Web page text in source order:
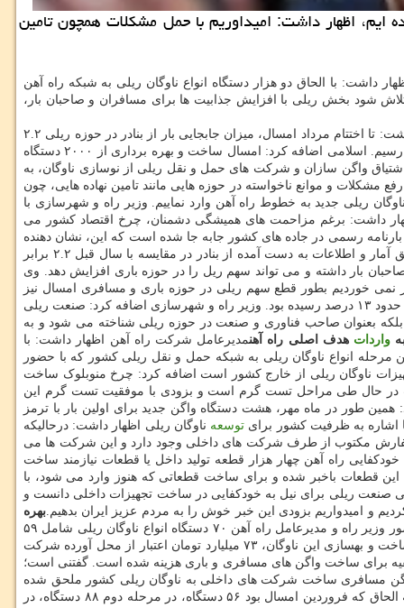
از 2000 دستگاه ناوگان ریلی را هدف گذاری كرده ایم، اظهار داشت: امیداوریم با حمل مشكلات همچون تامین
و لکوموتیو به شبکه ریلی کشور اظهار داشت: با الحاق دو هزار دستگاه انواع ناوگان ریلی به شبکه راه آهن
شود بخش ریلی با افزایش جذابیت ها برای مسافران و صاحبان بار،
وی با اشاره به جابه جایی ۲۲ میلیون تن بار در جاده های کشور از افزایش ۲ برابری سهم ریلی از بارگیری بنادر تا اختتام مرداد ماه آگاهی داد و اظهار داشت: تا اختتام مرداد امسال، میزان جابجایی بار از بنادر در حوزه ریلی ۲.۲
برابر بیشتر از همین بازه زمانی پارسال شده و مسلماً به هدفگذاری صورت گرفته که ساخت و بهره برداری ۲۰۰۰ دستگاه ناوگان جدید ریلی است، می رسیم. اسلامی اضافه کرد: امسال ساخت و بهره برداری از ۲۰۰۰ دستگاه
در پنج ماه امسال و با عنایت به شوق و اشتیاق واگن سازان و شرکت های حمل و نقل ریلی از نوسازی ناوگان، به
با رفع مشکلات و موانع ناخواسته در حوزه هایی مانند تامین نهاده هایی، چون
به زودی برطرف می شود در ماه های آینده شاهد تحویل تعداد بیشتر ناوگان ریلی باشیم و تا آخر سال بتوانیم ۲۰۰۰ دستگاه ناوگان ریلی جدید به خطوط راه آهن وارد نماییم. وزیر راه و شهرسازی با
و اگن سازان است، اظهار داشت: برغم مزاحمت های همیشگی دشمنان، چرخ اقتصاد کشور می
ایران خوابیده و فلج شده است باید اظهار داشت که از اول شهریور تا روز گذشته، بیش از ۲۲ میلیون تن بار با بارنامه رسمی در جاده های کشور جابه جا شده است که این، نشان دهنده
اقتصاد فعال است، چونکه نه فقط نشانه ای از رکود ندارد بلکه رشد را نسبت به سال قبل نشان داده است. اسلامی اضافه کرد: سهم ریل از بار بر طبق آمار و اطلاعات به دست آمده از بنادر در مقایسه با سال قبل ۲.۲ برابر
بار داشته و می تواند سهم ریل را در حوزه باری افزایش دهد. وی
نسبت به سال ۱۳۹۷، شش درصد رشد یافت و اگر به کرونا بر نمی خوردیم بطور قطع سهم ریلی در حوزه باری و مسافری امسال نیز
افزایش نیز می یافت، اما معتقدیم که تا اختتام امسال، سهم ریل از جابجایی بار تا حدود ۱۵ درصد افزایش می یابد چونکه پارینه تا پیش از شیوع کرونا به حدود ۱۳ درصد رسیده بود. وزیر راه و شهرسازی اضافه کرد: صنعت ریلی
بلکه بعنوان صاحب فناوری و صنعت در حوزه ریلی شناخته می شود و به
واردات هدف اصلی راه آهنمدیرعامل شرکت راه آهن اظهار داشت: با
انواع ناوگان ریلی به شبکه حمل و نقل ریلی کشور که با حضور
ناوگان ریلی از خارج کشور است اضافه کرد: چرخ منوبلوک ساخت
در حال طی مراحل تست گرم است و بزودی با موفقیت تست گرم این
طور در ماه مهر، هشت دستگاه واگن جدید برای اولین بار با ترمز
اشاره به ظرفیت کشور برای توسعه ناوگان ریلی اظهار داشت: درحالیکه
ریلی باری، مسافری و لکوموتیو ساخته شود، برای ساخت هشت هزار و ۷۷ دستگاه انواع واگن سفارش مکتوب از طرف شرکت های داخلی وجود دارد و این شرکت ها می
راه آهن چهار هزار قطعه تولید داخل یا قطعات نیازمند ساخت
این قطعات باخبر شده و برای ساخت قطعاتی که هنوز وارد می شود، با
صنعت ریلی برای نیل به خودکفایی در ساخت تجهیزات داخلی دانست و
و امیدواریم بزودی این خبر خوش را به مردم عزیز ایران بدهیم.بهره
لازم به ذکر است در پنجمین مرحله بهره برداری از واگن های مسافری، باری و لکوموتیو جدید در سال ۹۹ با حضور وزیر راه و مدیرعامل راه آهن ۷۰ دستگاه انواع ناوگان ریلی شامل ۵۹
واگن باری جدید، ۲ واگن مسافری جدید و ۹ لکوموتیو بازسازی و بهسازی شده در کارخانجات داخلی کشورمان به ناوگان ریلی کشور ملحق شد. برای ساخت و بهسازی این ناوگان، ۷۳ میلیارد تومان اعتبار از محل آورده شرکت
که ۲ میلیارد تومان آن برای بهسازی ناوگان لکوموتیو و بقیه برای ساخت واگن های مسافری و باری هزینه شده است. گفتنی است؛
خطرناک و واگن مسافری ساخت شرکت های داخلی به ناوگان ریلی کشور ملحق شده
بود و با احتساب مرحله پنجم از آغاز سال تابحال ۳۲۹ دستگاه ناوگان حمل و نقل ریلی به مجموع ناوگان ریلی کشور افزوده شده است. در اولین مرحله الحاق که فروردین امسال بود ۵۶ دستگاه، در مرحله دوم ۸۸ دستگاه، در